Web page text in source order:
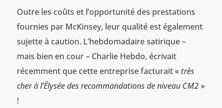
Outre les coûts et l’opportunité des prestations
fournies par McKinsey, leur qualité est également
sujette à caution. L’hebdomadaire satirique –
mais bien en cour – Charlie Hebdo, écrivait
récemment que cette entreprise facturait « très
cher à l’Élysée des recommandations de niveau CM2»
!